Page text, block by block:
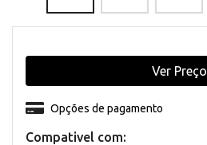
Compativel com:
Opções de pagamento
Ver Preço